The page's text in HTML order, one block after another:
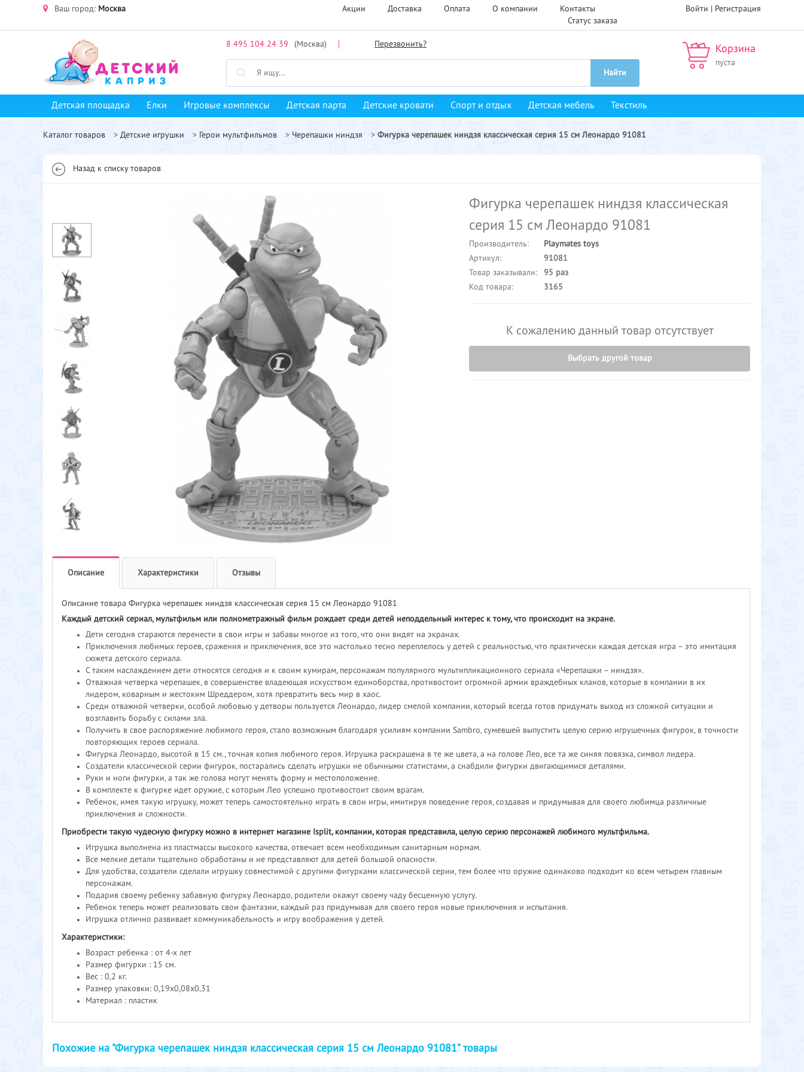
Ваш город: Москва Акции Доставка Оплата О компании
Контакты
Статус заказа
Войти | Регистрация
8 495 104 24 39 (Москва) Перезвонить?
Найти
Корзина
пуста
Детская площадка Елки Игровые комплексы Детская парта Детские кровати Спорт и отдых Детская мебель Текстиль
Каталог товаров > Детские игрушки > Герои мультфильмов > Черепашки ниндзя > Фигурка черепашек ниндзя классическая серия 15 см Леонардо 91081
Назад к списку товаров
Фигурка черепашек ниндзя классическая
серия 15 см Леонардо 91081
Производитель:
Playmates toys
Артикул:
91081
Товар заказывали:
95 раз
Код товара:
3165
К сожалению данный товар отсутствует
Выбрать другой товар
Описание Характеристики Отзывы
Описание товара Фигурка черепашек ниндзя классическая серия 15 см Леонардо 91081
Каждый детский сериал, мультфильм или полнометражный фильм рождает среди детей неподдельный интерес к тому, что происходит на экране.
Дети сегодня стараются перенести в свои игры и забавы многое из того, что они видят на экранах.
Приключения любимых героев, сражения и приключения, все это настолько тесно переплелось у детей с реальностью, что практически каждая детская игра – это имитация
сюжета детского сериала.
С таким наслаждением дети относятся сегодня и к своим кумирам, персонажам популярного мультипликационного сериала «Черепашки – ниндзя».
Отважная четверка черепашек, в совершенстве владеющая искусством единоборства, противостоит огромной армии враждебных кланов, которые в компании в их
лидером, коварным и жестоким Шреддером, хотя превратить весь мир в хаос.
Среди отважной четверки, особой любовью у детворы пользуется Леонардо, лидер смелой компании, который всегда готов придумать выход из сложной ситуации и
возглавить борьбу с силами зла.
Получить в свое распоряжение любимого героя, стало возможным благодаря усилиям компании Sambro, сумевшей выпустить целую серию игрушечных фигурок, в точности
повторяющих героев сериала.
Фигурка Леонардо, высотой в 15 см., точная копия любимого героя. Игрушка раскрашена в те же цвета, а на голове Лео, все та же синяя повязка, символ лидера.
Создатели классической серии фигурок, постарались сделать игрушки не обычными статистами, а снабдили фигурки двигающимися деталями.
Руки и ноги фигурки, а так же голова могут менять форму и местоположение.
В комплекте к фигурке идет оружие, с которым Лео успешно противостоит своим врагам.
Ребенок, имея такую игрушку, может теперь самостоятельно играть в свои игры, имитируя поведение героя, создавая и придумывая для своего любимца различные
приключения и сложности.
Приобрести такую чудесную фигурку можно в интернет магазине Isplit, компании, которая представила, целую серию персонажей любимого мультфильма.
Игрушка выполнена из пластмассы высокого качества, отвечает всем необходимым санитарным нормам.
Все мелкие детали тщательно обработаны и не представляют для детей большой опасности.
Для удобства, создатели сделали игрушку совместимой с другими фигурками классической серии, тем более что оружие одинаково подходит ко всем четырем главным
персонажам.
Подарив своему ребенку забавную фигурку Леонардо, родители окажут своему чаду бесценную услугу.
Ребенок теперь может реализовать свои фантазии, каждый раз придумывая для своего героя новые приключения и испытания.
Игрушка отлично развивает коммуникабельность и игру воображения у детей.
Характеристики:
Возраст ребенка : от 4-х лет
Размер фигурки : 15 см.
Вес : 0,2 кг.
Размер упаковки: 0,19х0,08х0,31
Материал : пластик
Похожие на "Фигурка черепашек ниндзя классическая серия 15 см Леонардо 91081" товары